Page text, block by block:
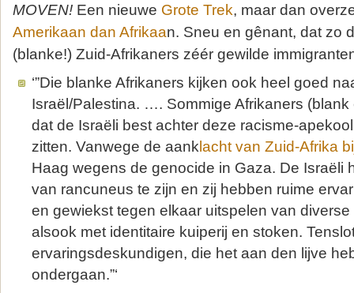
MOVEN! Een nieuwe Grote Trek, maar dan
Amerikaan dan Afrikaan. Sneu en gênant, dat zo
(blanke!) Zuid-Afrikaners zéér gewilde immigranten
‘”Die blanke Afrikaners kijken ook heel goed
Israël/Palestina. …. Sommige Afrikaners
dat de Israëli best achter deze racisme-
zitten. Vanwege de aank lacht van Zuid-Afrika
Haag wegens de genocide in Gaza. De Israëli
van rancuneus te zijn en zij hebben ruime
en gewiekst tegen elkaar uitspelen van
alsook met identitaire kuiperij en stoken.
ervaringsdeskundigen, die het aan den lijve
ondergaan.”‘